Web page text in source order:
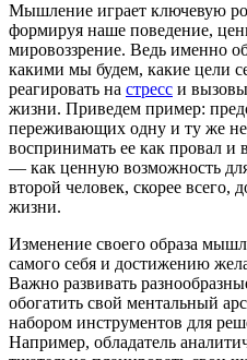
Мышление играет ключевую
формируя наше поведение,
мировоззрение. Ведь именно
какими мы будем, какие цели
реагировать на стресс и
жизни. Приведем пример:
переживающих одну и ту же
воспринимать ее как провал и
— как ценную возможность
второй человек, скорее всего,
жизни.
Изменение своего образа
самого себя и достижению
Важно развивать
обогатить свой ментальный
набором инструментов для
Например, обладатель